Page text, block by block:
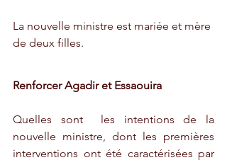
La nouvelle ministre est mariée et mère
de deux filles.
Renforcer Agadir et Essaouira
Quelles sont  les intentions de la
nouvelle ministre, dont les premières
interventions ont été caractérisées par